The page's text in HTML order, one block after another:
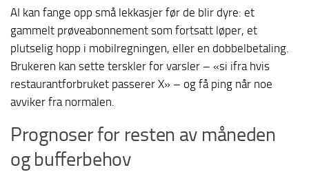
AI kan fange opp små lekkasjer før de blir dyre: et
gammelt prøveabonnement som fortsatt løper, et
plutselig hopp i mobilregningen, eller en dobbelbetaling.
Brukeren kan sette terskler for varsler – «si ifra hvis
restaurantforbruket passerer X» – og få ping når noe
avviker fra normalen.
Prognoser for resten av måneden
og bufferbehov